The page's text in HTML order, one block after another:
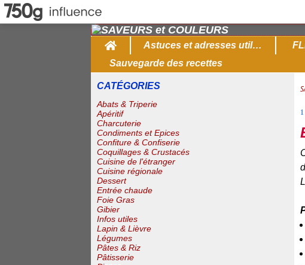
Home Astuces et adresses utiles
Sauvegarde des recettes
CATÉGORIES
Abats & Triperie
Apéritif
Charcuterie
Condiments et Epices
Confiture & Confiserie
Coquillages & Crustacés
Cuisine de l'étranger
Cuisine régionale
Dessert
Entrée chaude
Foie Gras
Gibier
Infos utiles
Lapin & Lièvre
Légumes
Pâtes & Riz
Pâtisserie